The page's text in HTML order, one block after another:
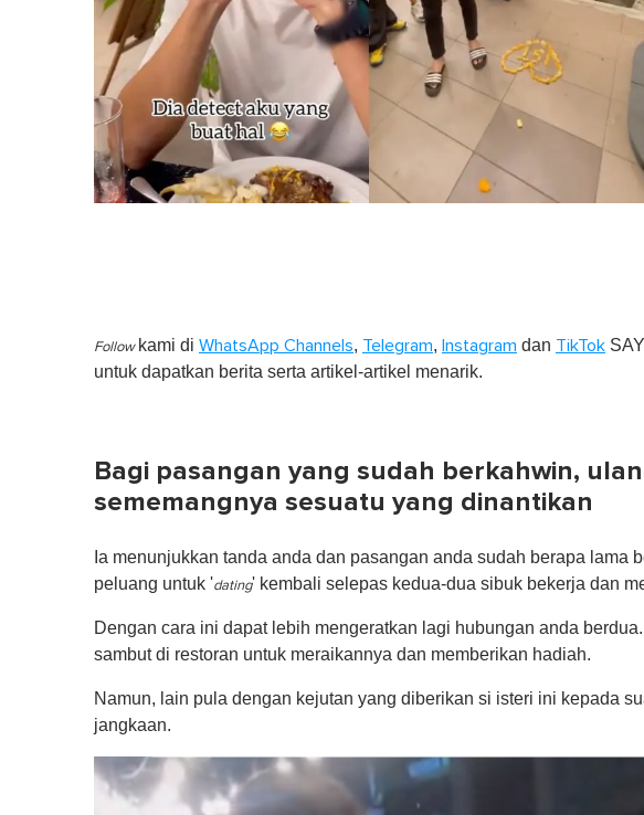
Follow kami di WhatsApp Channels, Telegram, Instagram dan TikTok
untuk dapatkan berita serta artikel-artikel menarik.
Bagi pasangan yang sudah berkahwin,
sememangnya sesuatu yang dinantikan
Ia menunjukkan tanda anda dan pasangan anda sudah berapa lama
peluang untuk 'dating' kembali selepas kedua-dua sibuk bekerja dan
Dengan cara ini dapat lebih mengeratkan lagi hubungan anda
sambut di restoran untuk meraikannya dan memberikan hadiah.
Namun, lain pula dengan kejutan yang diberikan si isteri ini kepada
jangkaan.